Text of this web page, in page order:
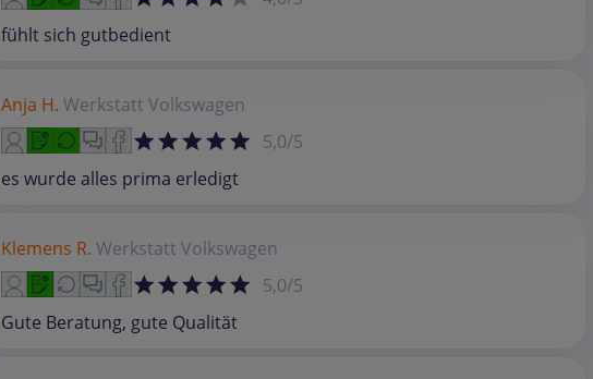
fühlt sich gutbedient
Anja H. Werkstatt Volkswagen
5,0/5
es wurde alles prima erledigt
Klemens R. Werkstatt Volkswagen
5,0/5
Gute Beratung, gute Qualität